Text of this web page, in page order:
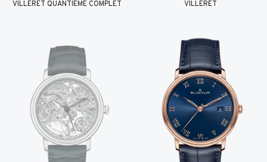
VILLERET QUANTIÈME COMPLET VILLERET